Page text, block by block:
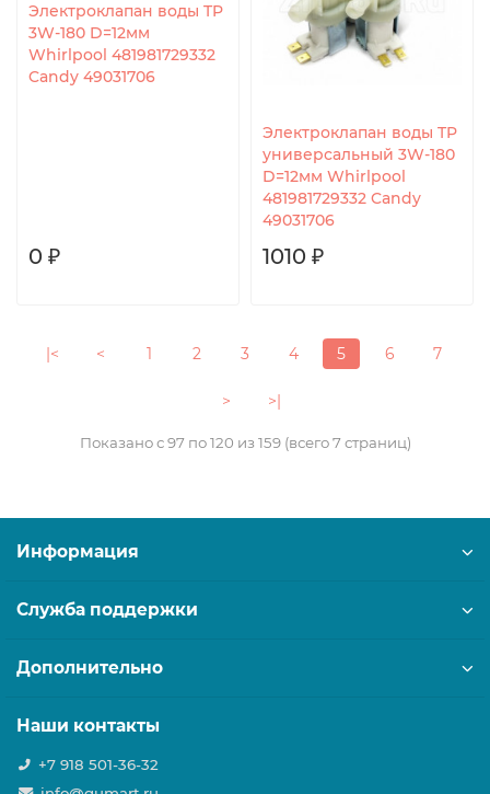
Электроклапан воды TP
3W-180 D=12мм
Whirlpool 481981729332
Candy 49031706
0 ₽
Электроклапан воды TP
универсальный 3W-180
D=12мм Whirlpool
481981729332 Candy
49031706
1010 ₽
|< < 1 2 3 4 5 6 7
> >|
Показано с 97 по 120 из 159 (всего 7 страниц)
Информация
Служба поддержки
Дополнительно
Наши контакты
+7 918 501-36-32